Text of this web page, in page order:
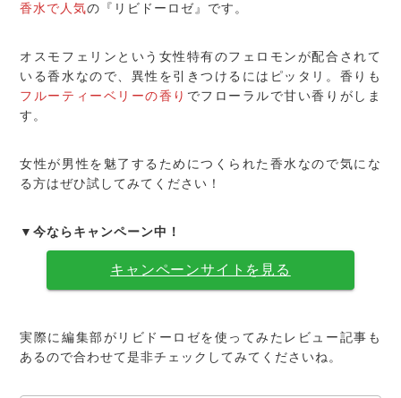
香水で人気の『リビドーロゼ』です。
オスモフェリンという女性特有のフェロモンが配合されて
いる香水なので、異性を引きつけるにはピッタリ。香りも
フルーティーベリーの香り でフローラルで甘い香りがしま
す。
女性が男性を魅了するためにつくられた香水なので気にな
る方はぜひ試してみてください！
▼今ならキャンペーン中！
キャンペーンサイトを見る
実際に編集部がリビドーロゼを使ってみたレビュー記事も
あるので合わせて是非チェックしてみてくださいね。